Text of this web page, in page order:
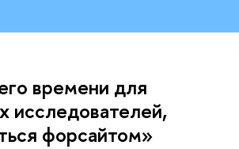
времени для
исследователей,
форсайтом»